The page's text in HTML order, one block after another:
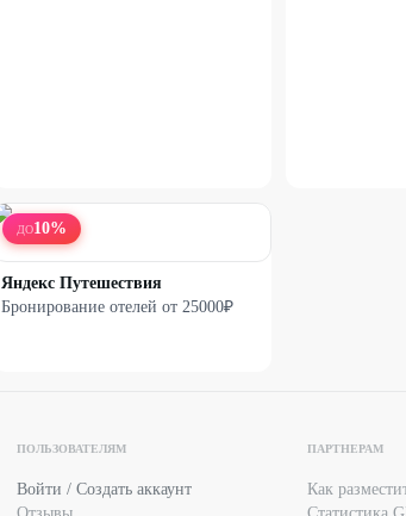
ДО10%
Яндекс Путешествия
Бронирование отелей от 25000₽
ПОЛЬЗОВАТЕЛЯМ
Войти / Создать аккаунт
ПАРТНЕРАМ
Как